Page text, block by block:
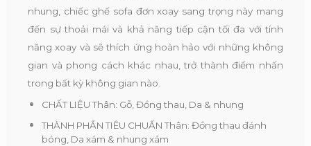
nhung, chiếc ghế sofa đơn xoay sang trọng này mang
đến sự thoải mái và khả năng tiếp cận tối đa với tính
năng xoay và sẽ thích ứng hoàn hảo với những không
gian và phong cách khác nhau, trở thành điểm nhấn
trong bất kỳ không gian nào.
CHẤT LIỆU Thân: Gỗ, Đồng thau, Da & nhung
THÀNH PHẦN TIÊU CHUẨN Thân: Đồng thau đánh
bóng, Da xám & nhung xám